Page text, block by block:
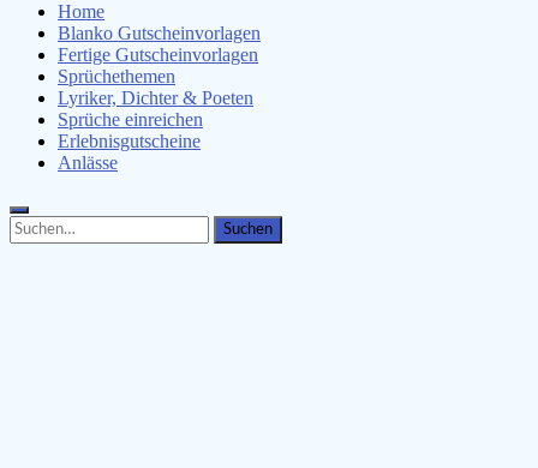
Home
Blanko Gutscheinvorlagen
Fertige Gutscheinvorlagen
Sprüchethemen
Lyriker, Dichter & Poeten
Sprüche einreichen
Erlebnisgutscheine
Anlässe
Search
for:
Search